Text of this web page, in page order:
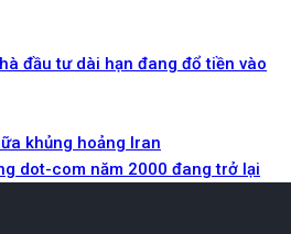
đầu tư dài hạn đang đổ tiền vào
khủng hoảng Iran
dot-com năm 2000 đang trở lại